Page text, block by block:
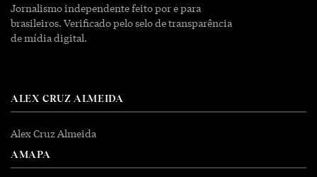
Jornalismo independente feito por e para
brasileiros. Verificado pelo selo de transparência
de mídia digital.
ALEX CRUZ ALMEIDA
Alex Cruz Almeida
AMAPA